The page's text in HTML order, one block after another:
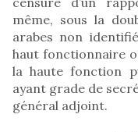
même, sous la
arabes non
haut fonctionnaire
la haute fonction
ayant grade de
général adjoint.